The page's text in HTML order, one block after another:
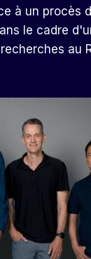
à un procès
le cadre
au